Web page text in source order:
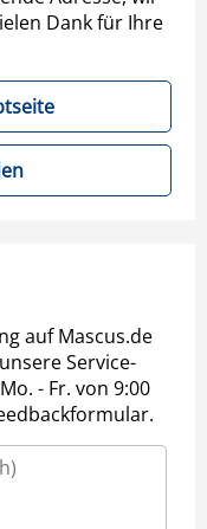
Dank für Ihre
auf Mascus.de
Service-
- Fr. von 9:00